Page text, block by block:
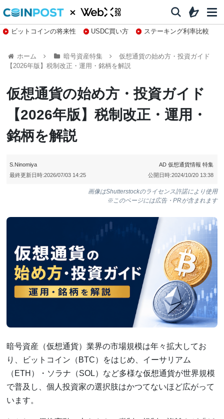
ビットコインの将来性 USDC買い方
ステーキング利率比較
ホーム
暗号資産特集
仮想通貨の始め方・投資ガイド
【2026年版】税制改正・運用・銘柄を解説
仮想通貨の始め方・投資ガイド
【2026年版】税制改正・運用・
銘柄を解説
S.Ninomiya AD 仮想通貨情報 特集
公開日時:2024/10/20 13:38
最終更新日時:2026/07/03 14:25
画像はShutterstockのライセンス許諾により使用
※このページには広告・PRが含まれます
暗号資産（仮想通貨）業界の市場規模は年々拡大してお
り、ビットコイン（BTC）をはじめ、イーサリアム
（ETH）・ソラナ（SOL）など多様な仮想通貨が世界規模
で普及し、個人投資家の選択肢はかつてないほど広がって
います。